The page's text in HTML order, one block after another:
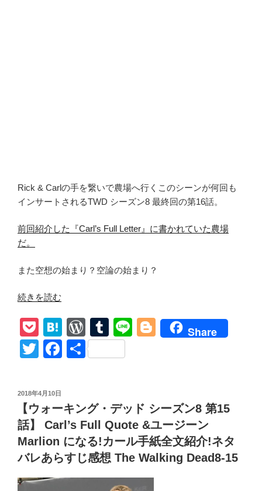
Rick & Carlの手を繋いで農場へ行くこのシーンが何回も
インサートされるTWD シーズン8 最終回の第16話。
前回紹介した『Carl’s Full Letter』に書かれていた農場
だ。
また空想の始まり？空論の始まり？
“【ウ
ー
キ
ン
ッ
ド
シ
ー
ン
8
続きを読む
P
o
ck
H
at
e
a
W
or
d
e
ss
T
u
m
r
Li
Bl
er
Share
T
tt
er
F
e
b
o
o
k
共
投
日:
2018年4月10日
【ウォーキング・デッド シーズン8 第15
話】 Carl’s Full Quote &ユージーン
Marlion になる!カール手紙全文紹介!ネタ
バレあらすじ感想 The Walking Dead8-15